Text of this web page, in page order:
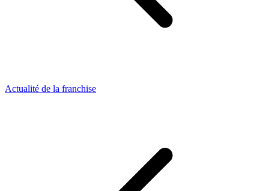
Actualité de la franchise